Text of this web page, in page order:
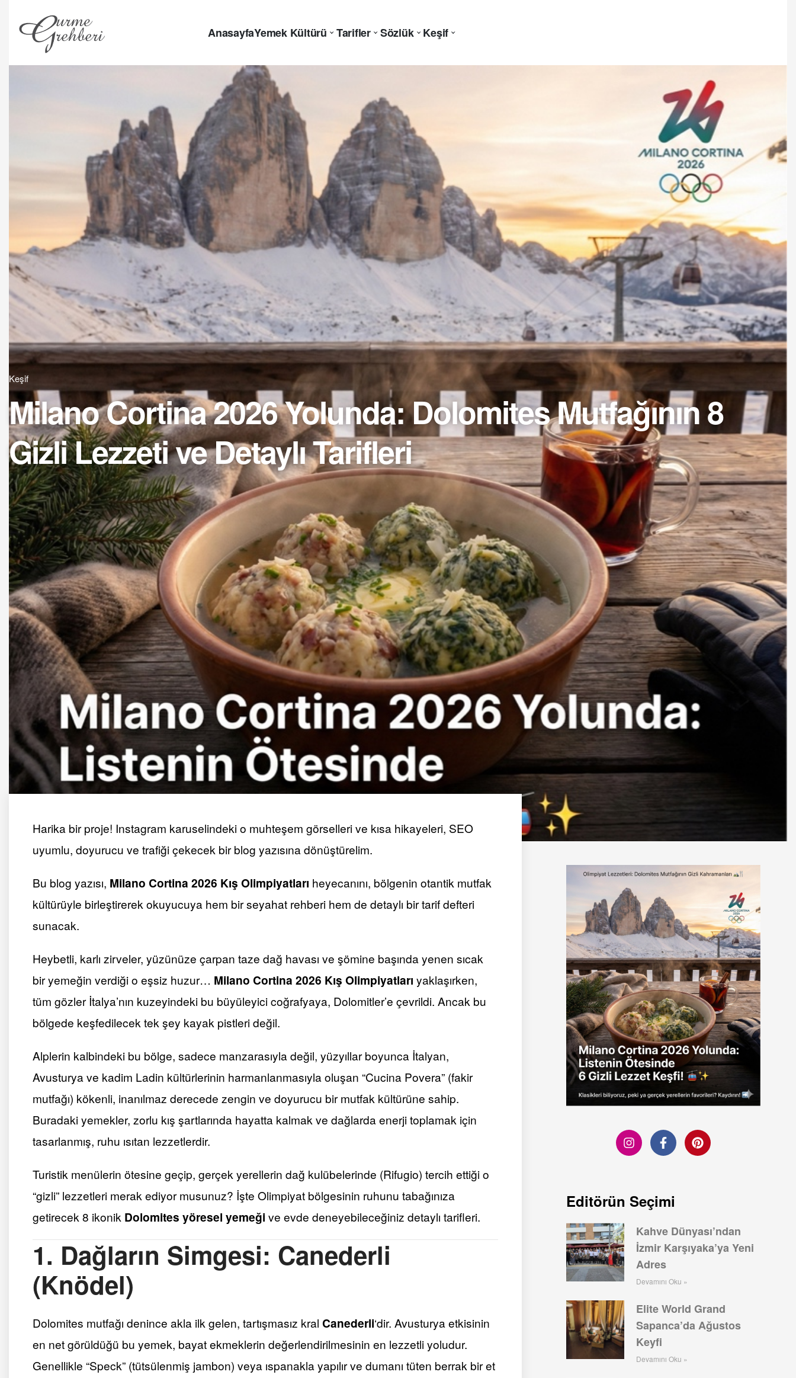
AnasayfaYemek Kültürü Tarifler Sözlük Keşif
Keşif
Milano Cortina 2026 Yolunda: Dolomites Mutfağının 8
Gizli Lezzeti ve Detaylı Tarifleri
Harika bir proje! Instagram karuselindeki o muhteşem görselleri ve kısa hikayeleri, SEO
uyumlu, doyurucu ve trafiği çekecek bir blog yazısına dönüştürelim.
Bu blog yazısı, Milano Cortina 2026 Kış Olimpiyatları heyecanını, bölgenin otantik mutfak
kültürüyle birleştirerek okuyucuya hem bir seyahat rehberi hem de detaylı bir tarif defteri
sunacak.
Heybetli, karlı zirveler, yüzünüze çarpan taze dağ havası ve şömine başında yenen sıcak
bir yemeğin verdiği o eşsiz huzur… Milano Cortina 2026 Kış Olimpiyatları yaklaşırken,
tüm gözler İtalya’nın kuzeyindeki bu büyüleyici coğrafyaya, Dolomitler’e çevrildi. Ancak bu
bölgede keşfedilecek tek şey kayak pistleri değil.
Alplerin kalbindeki bu bölge, sadece manzarasıyla değil, yüzyıllar boyunca İtalyan,
Avusturya ve kadim Ladin kültürlerinin harmanlanmasıyla oluşan “Cucina Povera” (fakir
mutfağı) kökenli, inanılmaz derecede zengin ve doyurucu bir mutfak kültürüne sahip.
Buradaki yemekler, zorlu kış şartlarında hayatta kalmak ve dağlarda enerji toplamak için
tasarlanmış, ruhu ısıtan lezzetlerdir.
Turistik menülerin ötesine geçip, gerçek yerellerin dağ kulübelerinde (Rifugio) tercih ettiği o
“gizli” lezzetleri merak ediyor musunuz? İşte Olimpiyat bölgesinin ruhunu tabağınıza
getirecek 8 ikonik Dolomites yöresel yemeği ve evde deneyebileceğiniz detaylı tarifleri.
1. Dağların Simgesi: Canederli
(Knödel)
Dolomites mutfağı denince akla ilk gelen, tartışmasız kral Canederli‘dir. Avusturya etkisinin
en net görüldüğü bu yemek, bayat ekmeklerin değerlendirilmesinin en lezzetli yoludur.
Genellikle “Speck” (tütsülenmiş jambon) veya ıspanakla yapılır ve dumanı tüten berrak bir et
Editörün Seçimi
Kahve Dünyası’ndan
İzmir Karşıyaka’ya Yeni
Adres
Devamını Oku »
Elite World Grand
Sapanca’da Ağustos
Keyfi
Devamını Oku »